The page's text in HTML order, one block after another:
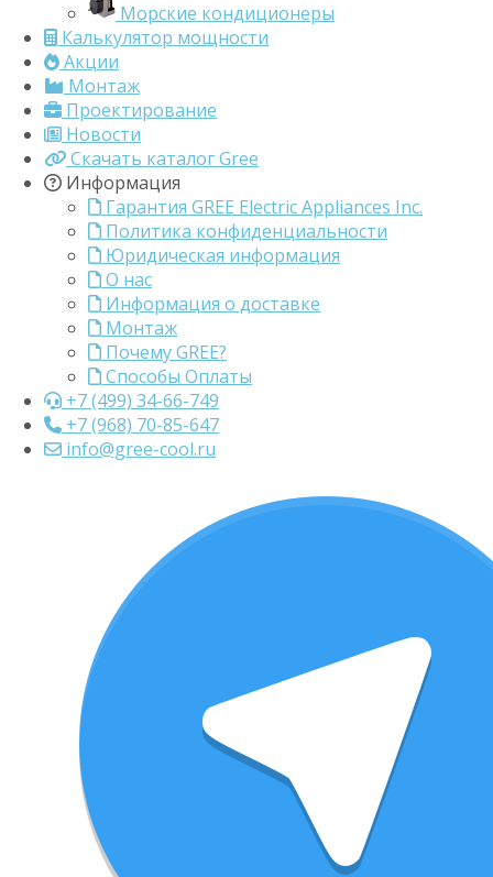
Морские кондиционеры
Калькулятор мощности
Акции
Монтаж
Проектирование
Новости
Скачать каталог Gree
Информация
Гарантия GREE Electric Appliances Inc.
Политика конфиденциальности
Юридическая информация
О нас
Информация о доставке
Монтаж
Почему GREE?
Способы Оплаты
+7 (499) 34-66-749
+7 (968) 70-85-647
info@gree-cool.ru